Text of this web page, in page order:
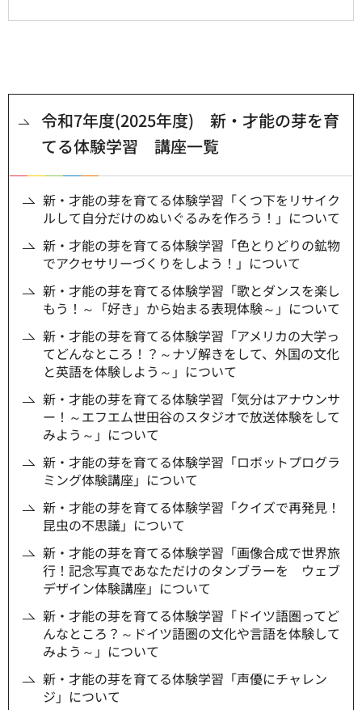
令和7年度(2025年度) 新・才能の芽を育
てる体験学習 講座一覧
新・才能の芽を育てる体験学習「くつ下をリサイク
ルして自分だけのぬいぐるみを作ろう！」について
新・才能の芽を育てる体験学習「色とりどりの鉱物
でアクセサリーづくりをしよう！」について
新・才能の芽を育てる体験学習「歌とダンスを楽し
もう！～「好き」から始まる表現体験～」について
新・才能の芽を育てる体験学習「アメリカの大学っ
てどんなところ！？～ナゾ解きをして、外国の文化
と英語を体験しよう～」について
新・才能の芽を育てる体験学習「気分はアナウンサ
ー！～エフエム世田谷のスタジオで放送体験をして
みよう～」について
新・才能の芽を育てる体験学習「ロボットプログラ
ミング体験講座」について
新・才能の芽を育てる体験学習「クイズで再発見！
昆虫の不思議」について
新・才能の芽を育てる体験学習「画像合成で世界旅
行！記念写真であなただけのタンブラーを ウェブ
デザイン体験講座」について
新・才能の芽を育てる体験学習「ドイツ語圏ってど
んなところ？～ドイツ語圏の文化や言語を体験して
みよう～」について
新・才能の芽を育てる体験学習「声優にチャレン
ジ」について